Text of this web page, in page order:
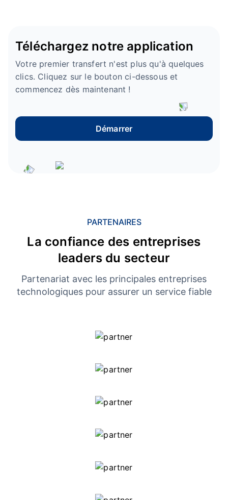
Téléchargez notre application
Votre premier transfert n'est plus qu'à quelques
clics. Cliquez sur le bouton ci-dessous et
commencez dès maintenant !
Démarrer
PARTENAIRES
La confiance des entreprises
leaders du secteur
Partenariat avec les principales entreprises
technologiques pour assurer un service fiable